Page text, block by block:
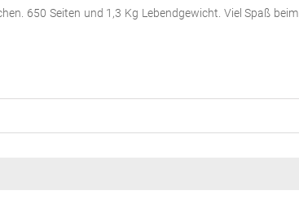
650 Seiten und 1,3 Kg Lebendgewicht. Viel Spaß beim